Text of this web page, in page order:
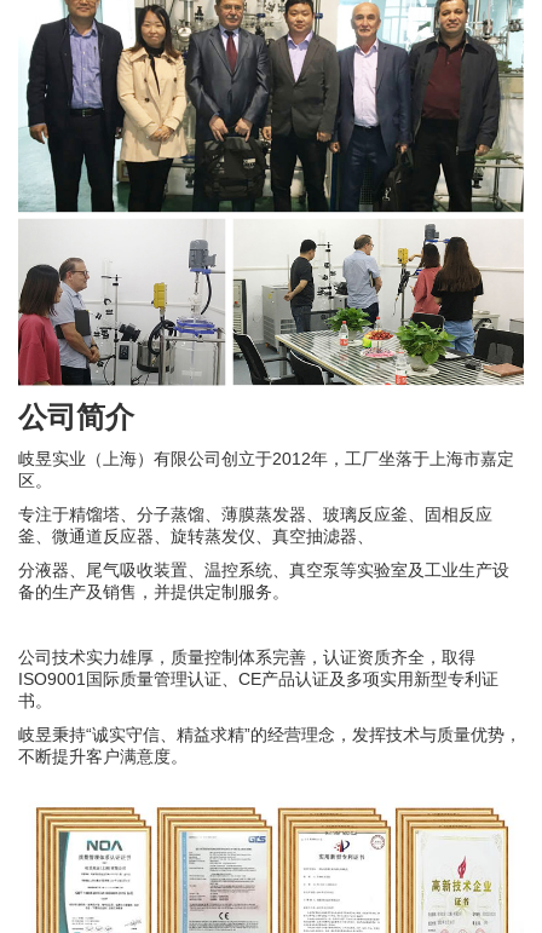
公司简介
岐昱实业（上海）有限公司创立于2012年，工厂坐落于上海市嘉定
区。
专注于精馏塔、分子蒸馏、 薄膜蒸发器、玻璃反应釜、固相反应
釜、微通道反应器、旋转蒸发仪、真空抽滤器、
分液器、尾气吸收装置、温控系统、真空泵等实验室及工业生产设
备的生产及销售，并提供定制服务。
公司技术实力雄厚，质量控制体系完善，认证资质齐全，取得
ISO9001国际质量管理认证、 CE产品认证及多项实用新型专利证
书。
岐昱秉持“诚实守信、精益求精”的经营理念，发挥技术与质量优势，
不断提升客户满意度。